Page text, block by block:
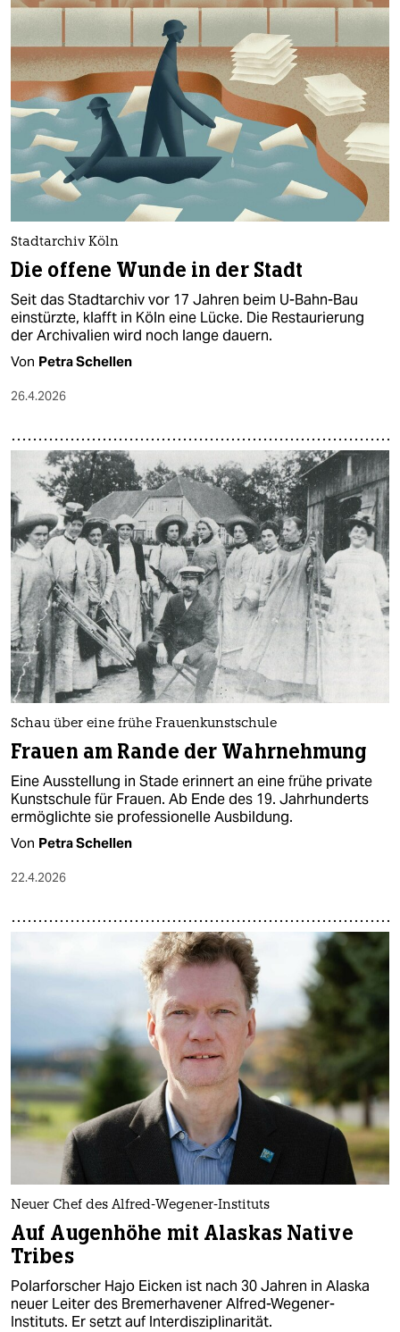
Stadtarchiv Köln
Die offene Wunde in der Stadt
Seit das Stadtarchiv vor 17 Jahren beim U-Bahn-Bau
einstürzte, klafft in Köln eine Lücke. Die Restaurierung
der Archivalien wird noch lange dauern.
Von Petra Schellen
26.4.2026
Schau über eine frühe Frauenkunstschule
Frauen am Rande der Wahrnehmung
Eine Ausstellung in Stade erinnert an eine frühe private
Kunstschule für Frauen. Ab Ende des 19. Jahrhunderts
ermöglichte sie professionelle Ausbildung.
Von Petra Schellen
22.4.2026
Neuer Chef des Alfred-Wegener-Instituts
Auf Augenhöhe mit Alaskas Native
Tribes
Polarforscher Hajo Eicken ist nach 30 Jahren in Alaska
neuer Leiter des Bremerhavener Alfred-Wegener-
Instituts. Er setzt auf Interdisziplinarität.